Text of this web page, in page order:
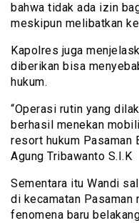
bahwa tidak ada izin
meskipun melibatkan
Kapolres juga
diberikan bisa
hukum.
“Operasi rutin yang
berhasil menekan
resort hukum Pasaman
Agung Tribawanto S.I.K
Sementara itu Wandi
di kecamatan Pasaman
fenomena baru